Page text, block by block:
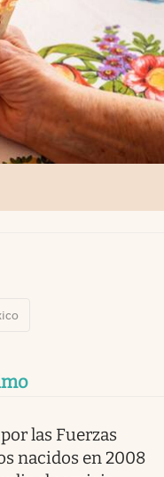
las Fuerzas
nacidos en 2008